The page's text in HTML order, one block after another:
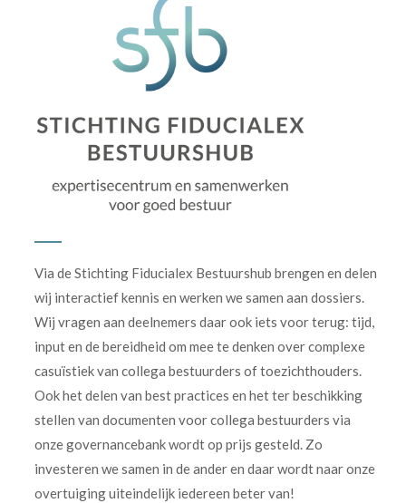
Via de Stichting Fiducialex Bestuurshub brengen en delen
wij interactief kennis en werken we samen aan dossiers.
Wij vragen aan deelnemers daar ook iets voor terug: tijd,
input en de bereidheid om mee te denken over complexe
casuïstiek van collega bestuurders of toezichthouders.
Ook het delen van best practices en het ter beschikking
stellen van documenten voor collega bestuurders via
onze governancebank wordt op prijs gesteld. Zo
investeren we samen in de ander en daar wordt naar onze
overtuiging uiteindelijk iedereen beter van!